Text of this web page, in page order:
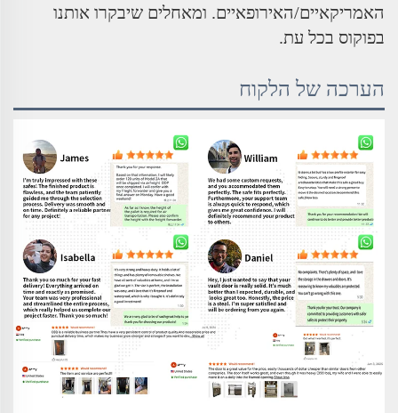
האמריקאיים/האירופאיים. ומאחלים שיבקרו אותנו
בפוקוס בכל עת.
הערכה של הלקוח